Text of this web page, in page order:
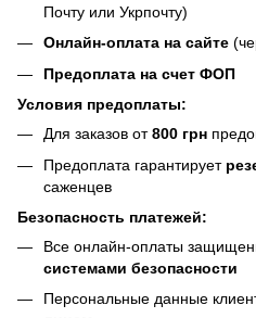
Почту или Укрпочту)
Онлайн-оплата на сайте
Предоплата на счет ФОП
Условия предоплаты:
Для заказов от800 грн
Предоплата гарантирует
саженцев
Безопасность платежей:
Все онлайн-оплаты
системами безопасности
Персональные данные